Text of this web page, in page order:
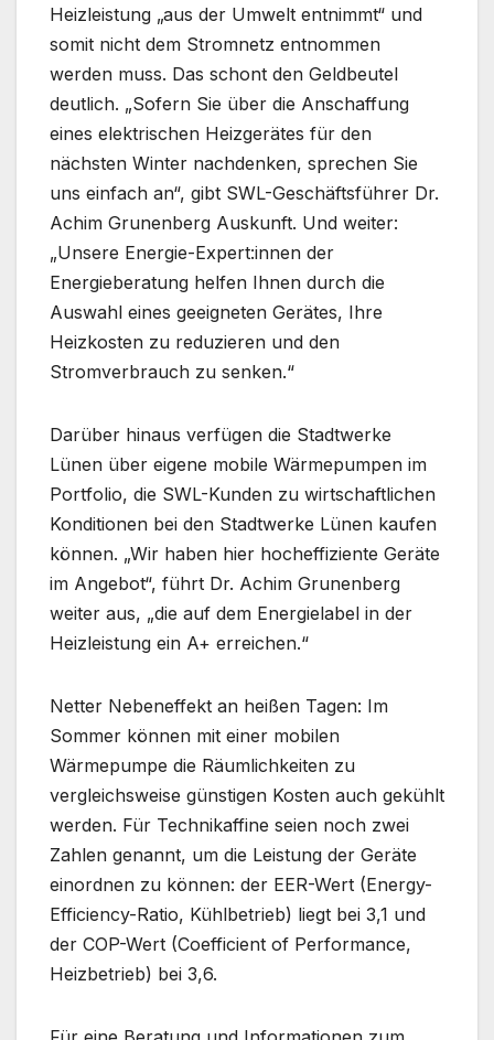
Heizleistung „aus der Umwelt entnimmt“ und
somit nicht dem Stromnetz entnommen
werden muss. Das schont den Geldbeutel
deutlich. „Sofern Sie über die Anschaffung
eines elektrischen Heizgerätes für den
nächsten Winter nachdenken, sprechen Sie
uns einfach an“, gibt SWL-Geschäftsführer Dr.
Achim Grunenberg Auskunft. Und weiter:
„Unsere Energie-Expert:innen der
Energieberatung helfen Ihnen durch die
Auswahl eines geeigneten Gerätes, Ihre
Heizkosten zu reduzieren und den
Stromverbrauch zu senken.“
Darüber hinaus verfügen die Stadtwerke
Lünen über eigene mobile Wärmepumpen im
Portfolio, die SWL-Kunden zu wirtschaftlichen
Konditionen bei den Stadtwerke Lünen kaufen
können. „Wir haben hier hocheffiziente Geräte
im Angebot“, führt Dr. Achim Grunenberg
weiter aus, „die auf dem Energielabel in der
Heizleistung ein A+ erreichen.“
Netter Nebeneffekt an heißen Tagen: Im
Sommer können mit einer mobilen
Wärmepumpe die Räumlichkeiten zu
vergleichsweise günstigen Kosten auch gekühlt
werden. Für Technikaffine seien noch zwei
Zahlen genannt, um die Leistung der Geräte
einordnen zu können: der EER-Wert (Energy-
Efficiency-Ratio, Kühlbetrieb) liegt bei 3,1 und
der COP-Wert (Coefficient of Performance,
Heizbetrieb) bei 3,6.